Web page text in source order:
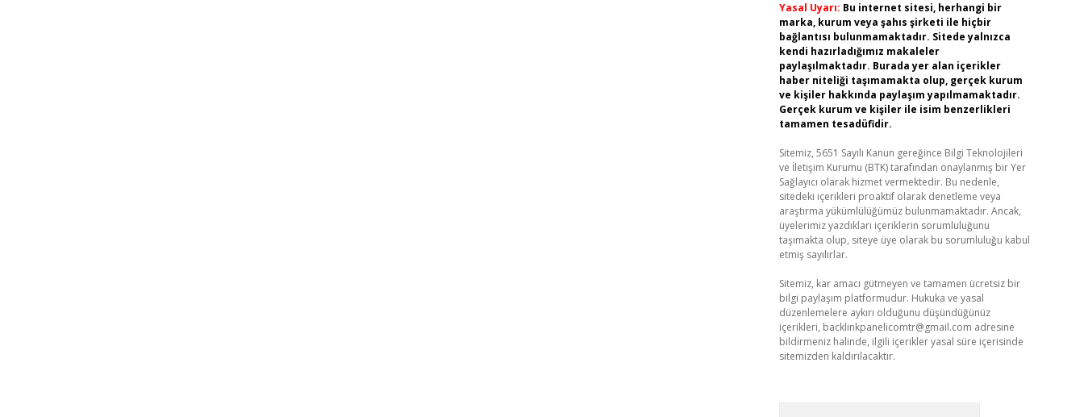
Yasal Uyarı: Bu internet sitesi, herhangi bir
marka, kurum veya şahıs şirketi ile hiçbir
bağlantısı bulunmamaktadır. Sitede yalnızca
kendi hazırladığımız makaleler
paylaşılmaktadır. Burada yer alan içerikler
haber niteliği taşımamakta olup, gerçek kurum
ve kişiler hakkında paylaşım yapılmamaktadır.
Gerçek kurum ve kişiler ile isim benzerlikleri
tamamen tesadüfidir.
Sitemiz, 5651 Sayılı Kanun gereğince Bilgi Teknolojileri
ve İletişim Kurumu (BTK) tarafından onaylanmış bir Yer
Sağlayıcı olarak hizmet vermektedir. Bu nedenle,
sitedeki içerikleri proaktif olarak denetleme veya
araştırma yükümlülüğümüz bulunmamaktadır. Ancak,
üyelerimiz yazdıkları içeriklerin sorumluluğunu
taşımakta olup, siteye üye olarak bu sorumluluğu kabul
etmiş sayılırlar.
Sitemiz, kar amacı gütmeyen ve tamamen ücretsiz bir
bilgi paylaşım platformudur. Hukuka ve yasal
düzenlemelere aykırı olduğunu düşündüğünüz
içerikleri, backlinkpanelicomtr@gmail.com adresine
bildirmeniz halinde, ilgili içerikler yasal süre içerisinde
sitemizden kaldırılacaktır.